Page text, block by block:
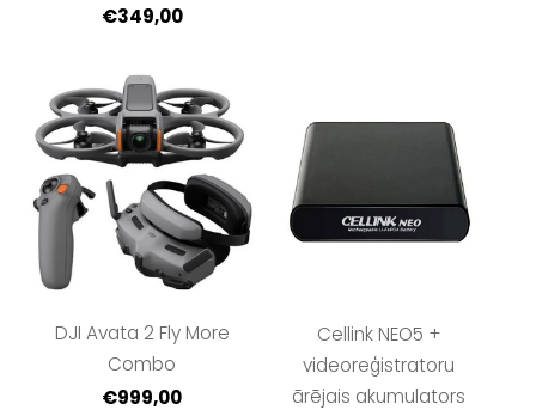
€349,00
DJI Avata 2 Fly More
Combo
€999,00
Cellink NEO5 +
videoreģistratoru
ārējais akumulators